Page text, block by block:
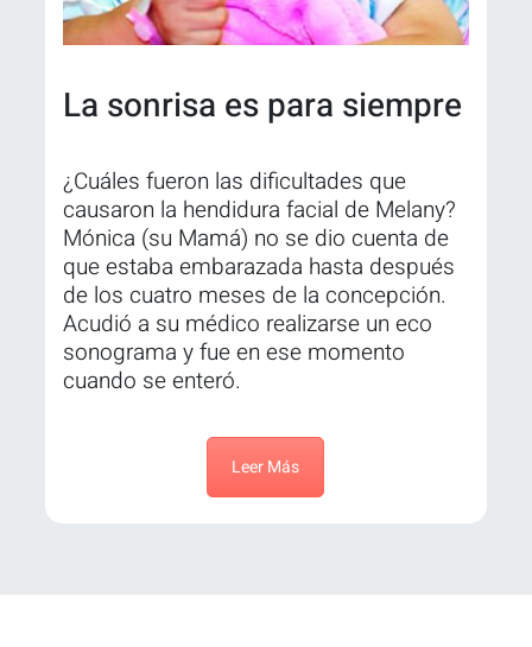
La sonrisa es para siempre
¿Cuáles fueron las dificultades que
causaron la hendidura facial de Melany?
Mónica (su Mamá) no se dio cuenta de
que estaba embarazada hasta después
de los cuatro meses de la concepción.
Acudió a su médico realizarse un eco
sonograma y fue en ese momento
cuando se enteró.
Leer Más